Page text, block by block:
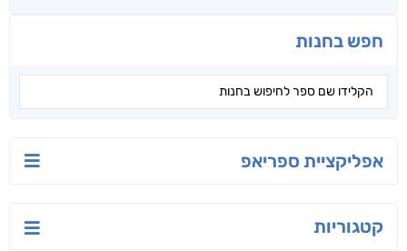
חפש בחנות
אפליקציית ספריאפ
קטגוריות